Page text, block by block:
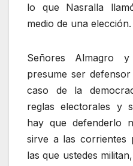
lo que Nasralla
medio de una elección.
Señores Almagro
presume ser
caso de la
reglas electorales y
hay que defenderlo
sirve a las corrientes
las que ustedes